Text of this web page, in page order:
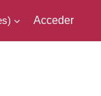
Acceder